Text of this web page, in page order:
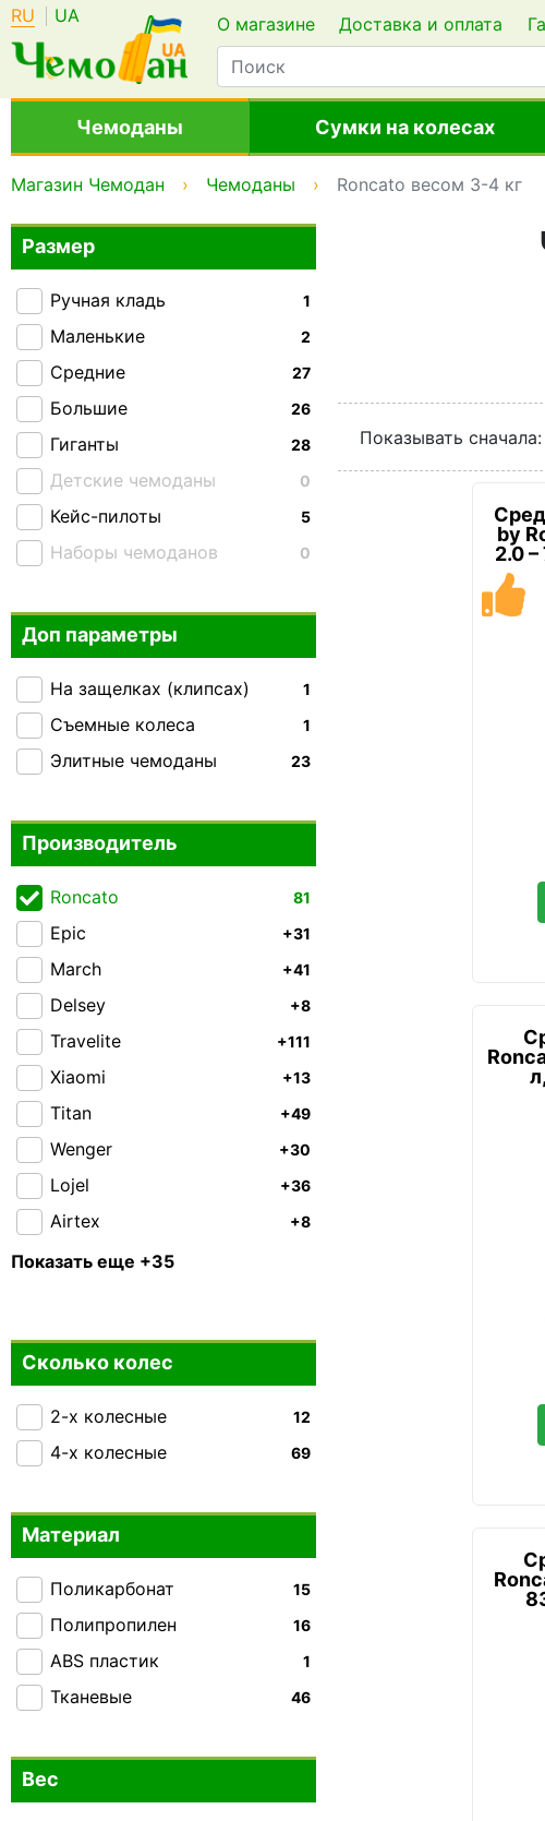
RU UA О магазине Доставка и оплата
Чемоданы Сумки на колесах
Магазин Чемодан Чемоданы Roncato весом 3-4 кг
Показывать сначала:
by
2.0
Размер
1
Ручная кладь
2
Маленькие
27
Средние
26
Большие
28
Гиганты
0
Детские чемоданы
5
Кейс-пилоты
0
Наборы чемоданов
Доп параметры
1
На защелках (клипсах)
1
Съемные колеса
23
Элитные чемоданы
Производитель
81
Roncato
+31
Epic
+41
March
+8
Delsey
+111
Travelite
+13
Xiaomi
+49
Titan
+30
Wenger
+36
Lojel
+8
Airtex
American Tourister
CAT
+3
Mandarina Duck
Milano Bag
0
MSB
+12
National Geographic
+28
Piquadro
+67
Semi Line
+31
Swissbrand
Tucano
Показать еще +35
Сколько колес
12
2-х колесные
69
4-х колесные
Материал
15
Поликарбонат
16
Полипропилен
1
ABS пластик
46
Тканевые
Вес